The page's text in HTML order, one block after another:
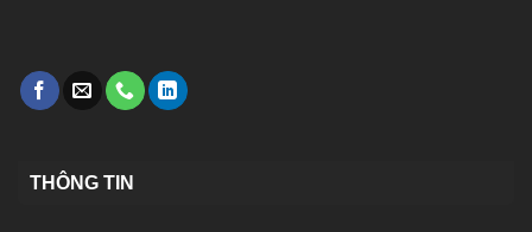
THÔNG TIN